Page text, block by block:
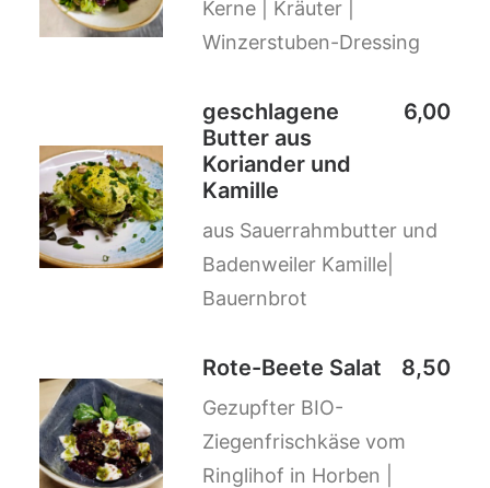
Kerne | Kräuter |
Winzerstuben-Dressing
geschlagene
Butter aus
Koriander und
Kamille
6,00
aus Sauerrahmbutter und
Badenweiler Kamille|
Bauernbrot
Rote-Beete Salat 8,50
Gezupfter BIO-
Ziegenfrischkäse vom
Ringlihof in Horben |